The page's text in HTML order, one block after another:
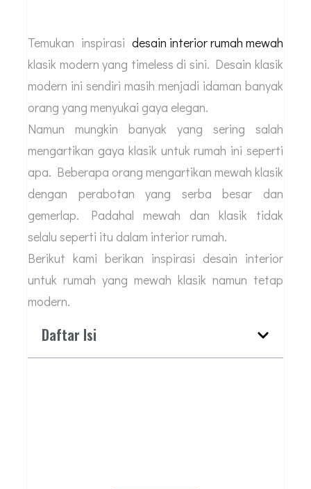
Temukan inspirasi desain interior rumah mewah
klasik modern yang timeless di sini. Desain klasik
modern ini sendiri masih menjadi idaman banyak
orang yang menyukai gaya elegan.
Namun mungkin banyak yang sering salah
mengartikan gaya klasik untuk rumah ini seperti
apa. Beberapa orang mengartikan mewah klasik
dengan perabotan yang serba besar dan
gemerlap. Padahal mewah dan klasik tidak
selalu seperti itu dalam interior rumah.
Berikut kami berikan inspirasi desain interior
untuk rumah yang mewah klasik namun tetap
modern.
Daftar Isi